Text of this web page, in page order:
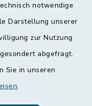
notwendige
Darstellung unserer
zur Nutzung
abgefragt.
Sie in unseren
.